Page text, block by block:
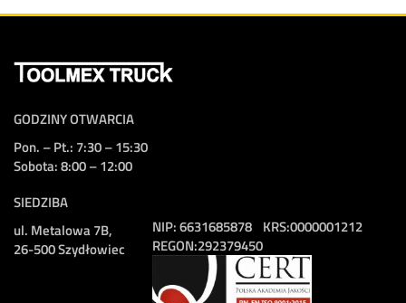
GODZINY OTWARCIA
Pon. – Pt.: 7:30 – 15:30
Sobota: 8:00 – 12:00
SIEDZIBA
ul. Metalowa 7B,
26-500 Szydłowiec
NIP:6631685878
REGON:292379450
KRS:0000001212